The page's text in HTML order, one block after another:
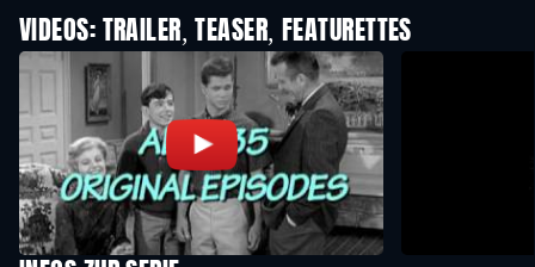
VIDEOS: TRAILER, TEASER, FEATURETTES